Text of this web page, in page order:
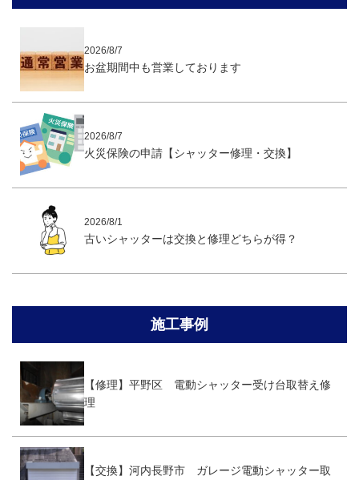
2026/8/7
お盆期間中も営業しております
2026/8/7
火災保険の申請【シャッター修理・交換】
2026/8/1
古いシャッターは交換と修理どちらが得？
施工事例
【修理】平野区 電動シャッター受け台取替え修
理
【交換】河内長野市 ガレージ電動シャッター取